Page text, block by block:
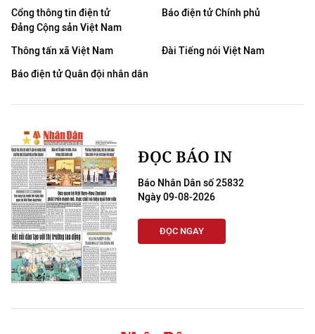
Cổng thông tin điện tử
Đảng Cộng sản Việt Nam
Báo điện tử Chính phủ
Thông tấn xã Việt Nam
Đài Tiếng nói Việt Nam
Báo điện tử Quân đội nhân dân
ĐỌC BÁO IN
Báo Nhân Dân số 25832
Ngày 09-08-2026
ĐỌC NGAY